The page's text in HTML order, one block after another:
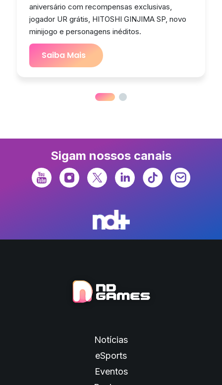
aniversário com recompensas exclusivas,
jogador UR grátis, HITOSHI GINJIMA SP, novo
minijogo e personagens inéditos.
Saiba Mais
Sigam nossos canais
Notícias
eSports
Eventos